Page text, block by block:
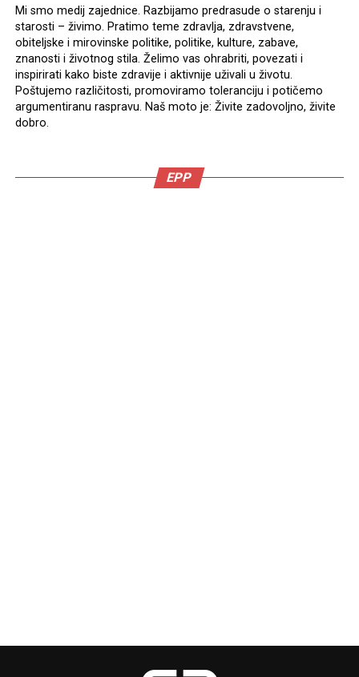
Mi smo medij zajednice. Razbijamo predrasude o starenju i
starosti – živimo. Pratimo teme zdravlja, zdravstvene,
obiteljske i mirovinske politike, politike, kulture, zabave,
znanosti i životnog stila. Želimo vas ohrabriti, povezati i
inspirirati kako biste zdravije i aktivnije uživali u životu.
Poštujemo različitosti, promoviramo toleranciju i potičemo
argumentiranu raspravu. Naš moto je: Živite zadovoljno, živite
dobro.
EPP